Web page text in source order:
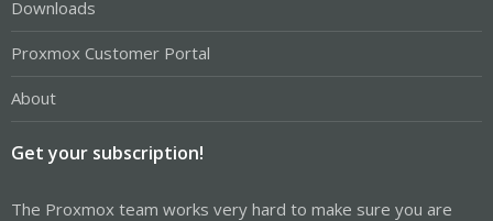
Downloads
Proxmox Customer Portal
About
Get your subscription!
The Proxmox team works very hard to make sure you are